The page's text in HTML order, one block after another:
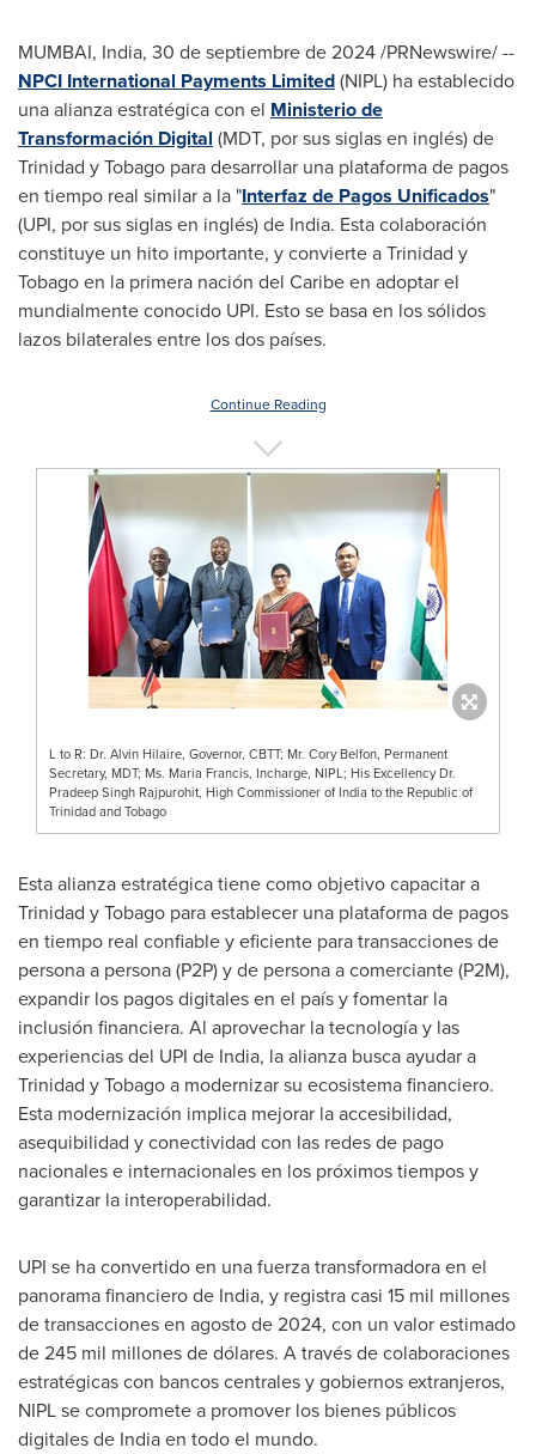
MUMBAI, India, 30 de septiembre de 2024/PRNewswire/ --
NPCI International Payments Limited(NIPL) ha establecido
una alianza estratégica con el Ministerio de
Transformación Digital (MDT, por sus siglas en inglés) de
Trinidad yTobago para desarrollar una plataforma de pagos
en tiempo real similar a la "Interfaz de Pagos Unificados"
(UPI, por sus siglas en inglés) de India. Esta colaboración
constituye un hito importante, y convierte aTrinidad y
Tobagoen la primera nación del Caribe en adoptar el
mundialmente conocido UPI. Esto se basa en los sólidos
lazos bilaterales entre los dos países.
Continue Reading
L to R: Dr. Alvin Hilaire, Governor, CBTT; Mr. Cory Belfon, Permanent
Secretary, MDT; Ms. Maria Francis, Incharge, NIPL; His Excellency Dr.
Pradeep Singh Rajpurohit, High Commissioner of India to the Republic of
Trinidad and Tobago
Esta alianza estratégica tiene como objetivo capacitar a
Trinidad yTobago para establecer una plataforma de pagos
en tiempo real confiable y eficiente para transacciones de
persona a persona (P2P) y de persona a comerciante (P2M),
expandir los pagos digitales en el país y fomentar la
inclusión financiera. Al aprovechar la tecnología y las
experiencias del UPI de India, la alianza busca ayudar a
Trinidad yTobagoa modernizar su ecosistema financiero.
Esta modernización implica mejorar la accesibilidad,
asequibilidad y conectividad con las redes de pago
nacionales e internacionales en los próximos tiempos y
garantizar la interoperabilidad.
UPI se ha convertido en una fuerza transformadora en el
panorama financiero de India, y registra casi 15 mil millones
de transacciones en agosto de 2024, con un valor estimado
de 245 mil millones de dólares. A través de colaboraciones
estratégicas con bancos centrales y gobiernos extranjeros,
NIPL se compromete a promover los bienes públicos
digitales de Indiaen todo el mundo.